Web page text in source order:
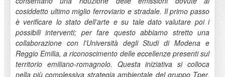
cosiddetto ultimo miglio ferroviario e stradale. Il primo passo
è verificare lo stato dell’arte e su tale dato valutare poi i
possibili interventi; per fare questo abbiamo stretto una
collaborazione con l'Università degli Studi di Modena e
Reggio Emilia, a riconoscimento delle eccellenze presenti sul
territorio emiliano-romagnolo. Questa iniziativa si colloca
nella più complessiva strategia ambientale del gruppo Tper,